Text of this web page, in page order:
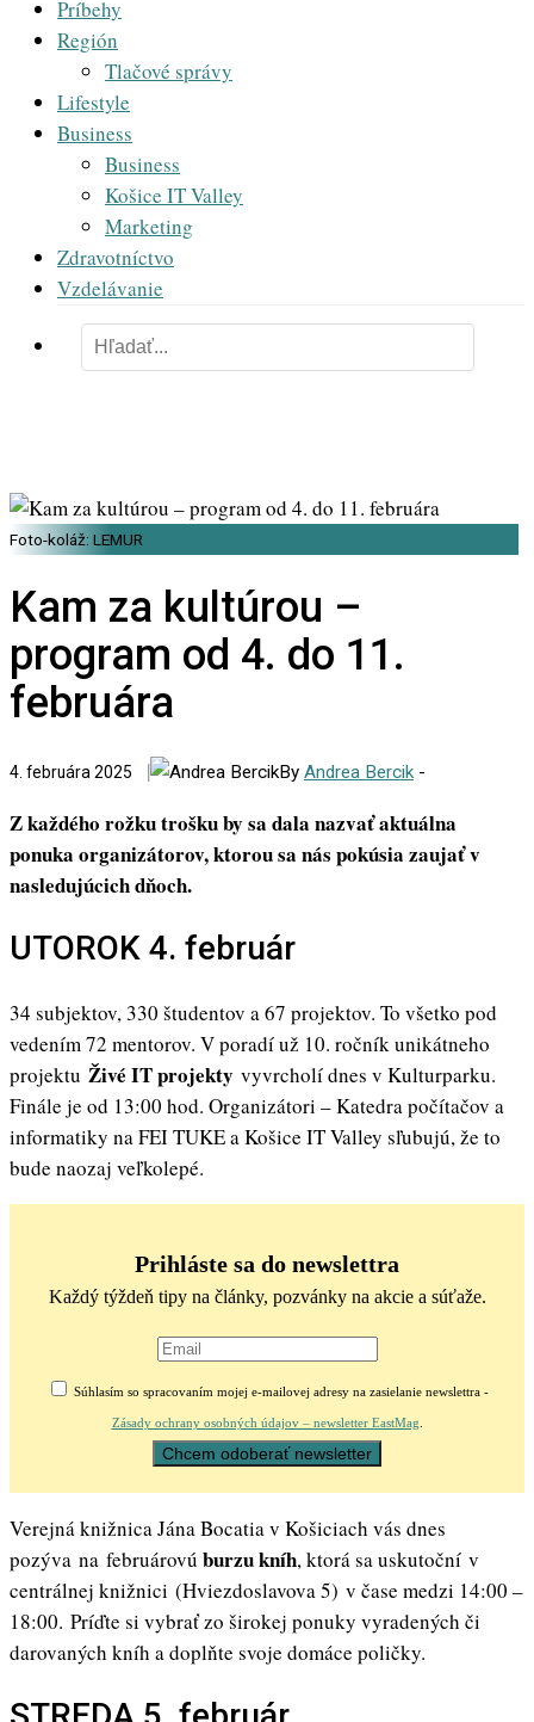
Príbehy
Región
Tlačové správy
Lifestyle
Business
Business
Košice IT Valley
Marketing
Zdravotníctvo
Vzdelávanie
Foto-koláž: LEMUR
Kam za kultúrou –
program od 4. do 11.
februára
4. februára 2025 By Andrea Bercik -
Z každého rožku trošku by sa dala nazvať aktuálna
ponuka organizátorov, ktorou sa nás pokúsia zaujať v
nasledujúcich dňoch.
UTOROK 4. február
34 subjektov, 330 študentov a 67 projektov. To všetko pod
vedením 72 mentorov. V poradí už 10. ročník unikátneho
projektu Živé IT projekty vyvrcholí dnes v Kulturparku.
Finále je od 13:00 hod. Organizátori – Katedra počítačov a
informatiky na FEI TUKE a Košice IT Valley sľubujú, že to
bude naozaj veľkolepé.
Prihláste sa do newslettra
Každý týždeň tipy na články, pozvánky na akcie a súťaže.
Súhlasím so spracovaním mojej e-mailovej adresy na zasielanie newslettra -
Zásady ochrany osobných údajov – newsletter EastMag
Verejná knižnica Jána Bocatia v Košiciach vás dnes
pozýva na februárovú burzu kníh, ktorá sa uskutoční v
centrálnej knižnici (Hviezdoslavova 5) v čase medzi 14:00 –
18:00. Príďte si vybrať zo širokej ponuky vyradených či
darovaných kníh a doplňte svoje domáce poličky.